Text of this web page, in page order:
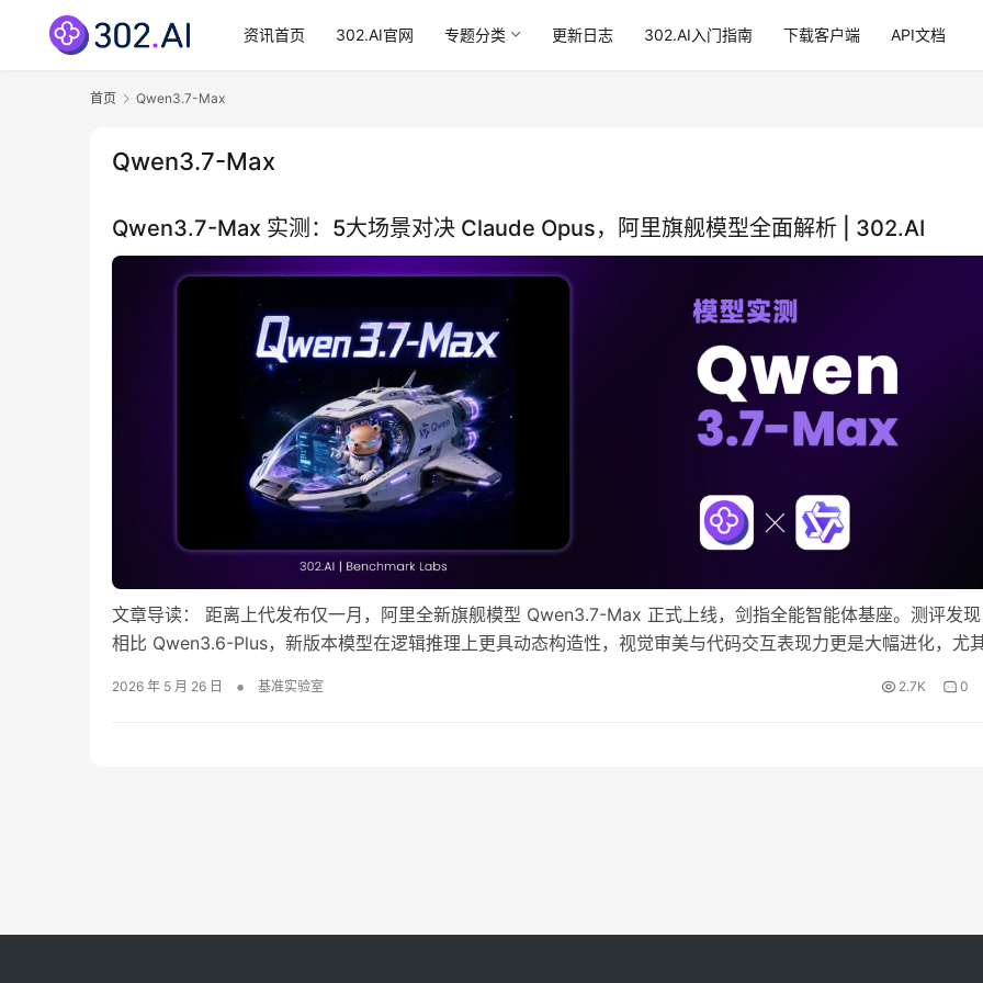
资讯首页 302.AI官网 专题分类 更新日志 302.AI入门指南 下载客户端 API文档
首页 Qwen3.7-Max
Qwen3.7-Max
Qwen3.7-Max 实测：5大场景对决 Claude Opus，阿里旗舰模型全面解析 | 302.AI
文章导读： 距离上代发布仅一月，阿里全新旗舰模型 Qwen3.7-Max 正式上线，剑指全能智能体基座。测评发现
相比 Qwen3.6-Plus，新版本模型在逻辑推理上更具动态构造性，视觉审美与代码交互表现力更是大幅进化，尤
20日，距离上一次模型…
2026 年 5 月 26 日 • 基准实验室 2.7K 0